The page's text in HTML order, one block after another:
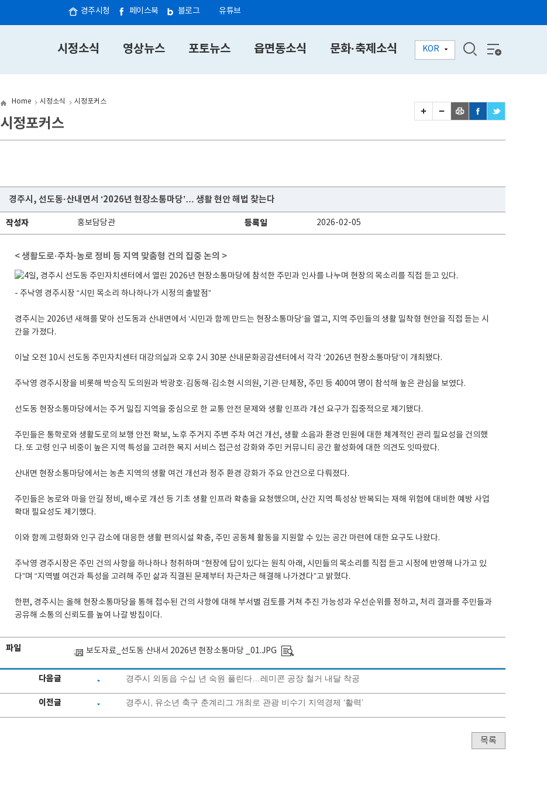
경주시청 페이스북 블로그 유튜브
시정소식 영상뉴스 포토뉴스 읍면동소식 문화·축제소식 KOR
Home 시정소식 시정포커스
시정포커스
경주시, 선도동·산내면서 ‘2026년 현장소통마당’… 생활 현안 해법 찾는다
작성자 홍보담당관 등록일 2026-02-05
< 생활도로·주차·농로 정비 등 지역 맞춤형 건의 집중 논의 >
- 주낙영 경주시장 “시민 목소리 하나하나가 시정의 출발점”
경주시는 2026년 새해를 맞아 선도동과 산내면에서 ‘시민과 함께 만드는 현장소통마당’을 열고, 지역 주민들의 생활 밀착형 현안을 직접 듣는 시
간을 가졌다.
이날 오전 10시 선도동 주민자치센터 대강의실과 오후 2시 30분 산내문화공감센터에서 각각 ‘2026년 현장소통마당’이 개최됐다.
주낙영 경주시장을 비롯해 박승직 도의원과 박광호·김동해·김소현 시의원, 기관·단체장, 주민 등 400여 명이 참석해 높은 관심을 보였다.
선도동 현장소통마당에서는 주거 밀집 지역을 중심으로 한 교통 안전 문제와 생활 인프라 개선 요구가 집중적으로 제기됐다.
주민들은 통학로와 생활도로의 보행 안전 확보, 노후 주거지 주변 주차 여건 개선, 생활 소음과 환경 민원에 대한 체계적인 관리 필요성을 건의했
다. 또 고령 인구 비중이 높은 지역 특성을 고려한 복지 서비스 접근성 강화와 주민 커뮤니티 공간 활성화에 대한 의견도 잇따랐다.
산내면 현장소통마당에서는 농촌 지역의 생활 여건 개선과 정주 환경 강화가 주요 안건으로 다뤄졌다.
주민들은 농로와 마을 안길 정비, 배수로 개선 등 기초 생활 인프라 확충을 요청했으며, 산간 지역 특성상 반복되는 재해 위험에 대비한 예방 사업
확대 필요성도 제기했다.
이와 함께 고령화와 인구 감소에 대응한 생활 편의시설 확충, 주민 공동체 활동을 지원할 수 있는 공간 마련에 대한 요구도 나왔다.
주낙영 경주시장은 주민 건의 사항을 하나하나 청취하며 “현장에 답이 있다는 원칙 아래, 시민들의 목소리를 직접 듣고 시정에 반영해 나가고 있
다”며 “지역별 여건과 특성을 고려해 주민 삶과 직결된 문제부터 차근차근 해결해 나가겠다”고 밝혔다.
한편, 경주시는 올해 현장소통마당을 통해 접수된 건의 사항에 대해 부서별 검토를 거쳐 추진 가능성과 우선순위를 정하고, 처리 결과를 주민들과
공유해 소통의 신뢰도를 높여 나갈 방침이다.
파일 보도자료_선도동 산내서 2026년 현장소통마당 _01.JPG
다음글 경주시 외동읍 수십 년 숙원 풀린다…레미콘 공장 철거 내달 착공
이전글 경주시, 유소년 축구 춘계리그 개최로 관광 비수기 지역경제 ‘활력’
목록